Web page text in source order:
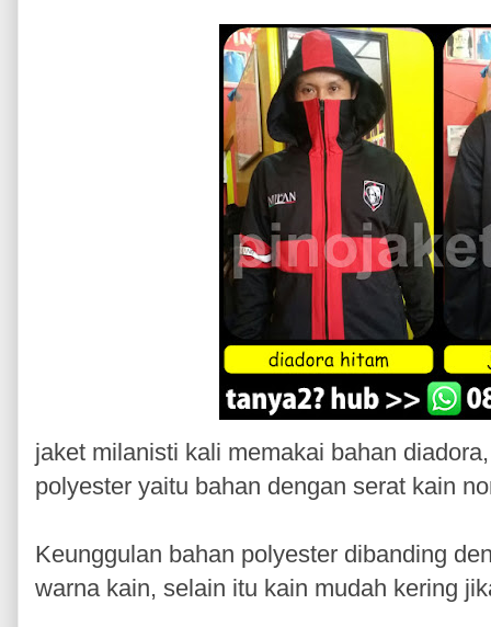
jaket milanisti kali memakai bahan
polyester yaitu bahan dengan serat kain
Keunggulan bahan polyester dibanding
warna kain, selain itu kain mudah kering